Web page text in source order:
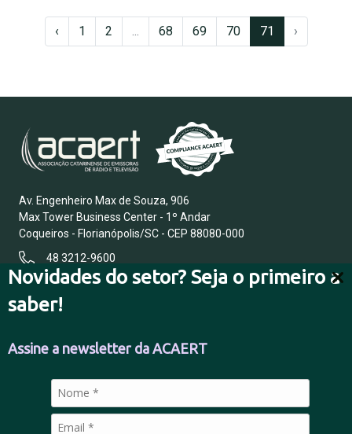
Novidades do setor? Seja o primeiro a
saber!
Assine a newsletter da ACAERT
‹ 1 2 ... 68 69 70 71 ›
Av. Engenheiro Max de Souza, 906
Max Tower Business Center - 1º Andar
Coqueiros - Florianópolis/SC - CEP 88080-000
48 3212-9600
FALE CONOSCO
POLÍTICA DE PRIVACIDADE